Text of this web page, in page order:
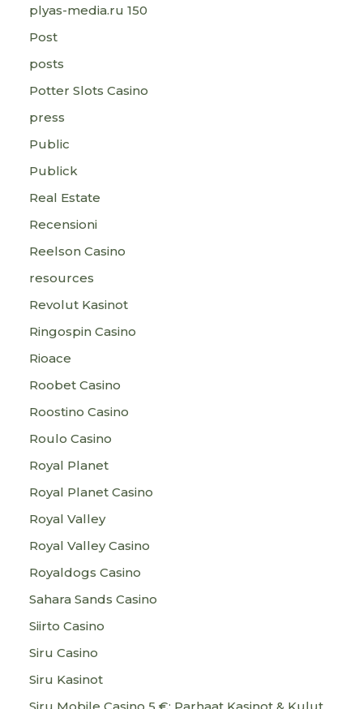
plyas-media.ru 150
Post
posts
Potter Slots Casino
press
Public
Publick
Real Estate
Recensioni
Reelson Casino
resources
Revolut Kasinot
Ringospin Casino
Rioace
Roobet Casino
Roostino Casino
Roulo Casino
Royal Planet
Royal Planet Casino
Royal Valley
Royal Valley Casino
Royaldogs Casino
Sahara Sands Casino
Siirto Casino
Siru Casino
Siru Kasinot